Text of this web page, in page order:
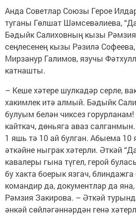
Анда Советлар Союзы Герое
туганы Гөлшат Шәмсевәлиева,
Бәдыйк Салиховның кызы
сеңлесенең кызы Рәзилә
Мирзанур Галимов, язучы
катнашты.
– Кеше хәтере шулкадәр серле,
хакимлек итә алмый. Бәдыйк
булуым белән чиксез
кайткач, дөньяга аваз
1 яшь тә 10 ай булган. Абыема 10
әткәйне ныграк хәтерли. Әткәй
кавалеры гына түгел, герой
бу хакта боерык язгач,
командир да, документлар да
Рәмзия Закирова. – Әткәй
әнкәй сөйләгәннәрдән генә